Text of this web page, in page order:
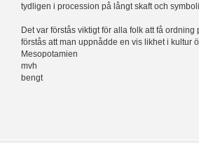
tydligen i procession på långt skaft och
Det var förstås viktigt för alla folk att få
förstås att man uppnådde en vis likhet i kultur
Mesopotamien
mvh
bengt